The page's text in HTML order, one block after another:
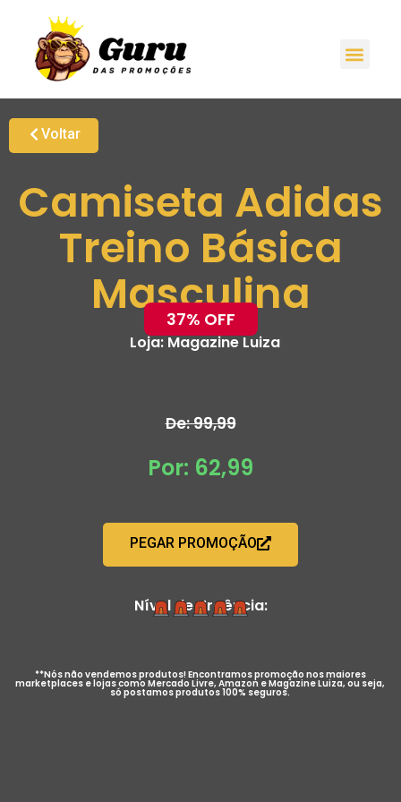
Voltar
Camiseta Adidas
Treino Básica
Masculina
37% OFF
Loja:Magazine Luiza
De: 99,99
Por: 62,99
PEGAR PROMOÇÃO
Nível de Urgência:
**Nós não vendemos produtos! Encontramos promoção nos maiores
marketplaces e lojas como Mercado Livre, Amazon e Magazine Luiza, ou seja,
só postamos produtos 100% seguros.